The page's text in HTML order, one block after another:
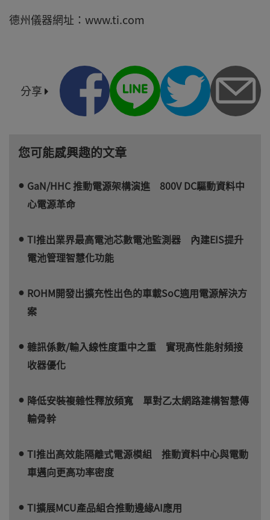
德州儀器網址：www.ti.com
分享
您可能感興趣的文章
GaN/HHC 推動電源架構演進 800V DC驅動資料中
心電源革命
TI推出業界最高電池芯數電池監測器 內建EIS提升
電池管理智慧化功能
ROHM開發出擴充性出色的車載SoC適用電源解決方
案
雜訊係數/輸入線性度重中之重 實現高性能射頻接
收器優化
降低安裝複雜性釋放頻寬 單對乙太網路建構智慧傳
輸骨幹
TI推出高效能隔離式電源模組 推動資料中心與電動
車邁向更高功率密度
TI擴展MCU產品組合推動邊緣AI應用